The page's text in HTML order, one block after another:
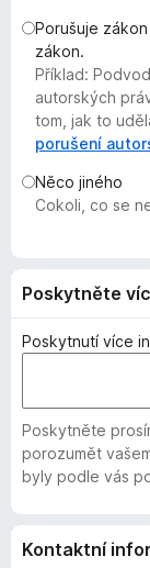
Porušuje
zákon.
Příklad:
autorských
tom, jak to
porušení
Něco jiného
Cokoli, co se
Poskytněte
Poskytnutí více
Poskytněte
porozumět
byly podle vás
Kontaktní